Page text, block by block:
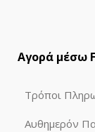
Αγορά μέσω
Τρόποι
Αυθημερόν